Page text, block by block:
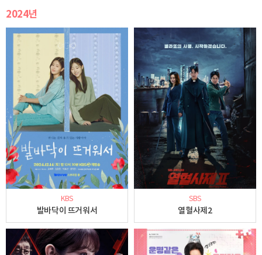
2024년
KBS
발바닥이 뜨거워서
SBS
열혈사제2